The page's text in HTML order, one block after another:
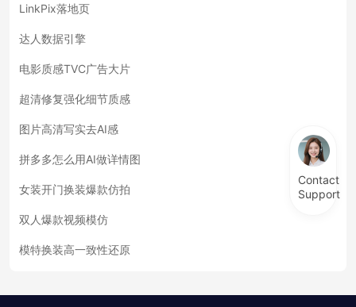
LinkPix落地页
达人数据引擎
电影质感TVC广告大片
超清修复强化细节质感
图片高清写实去AI感
拼多多怎么用AI做详情图
女装开门换装爆款仿拍
双人爆款视频模仿
模特换装高一致性还原
Contact
Support